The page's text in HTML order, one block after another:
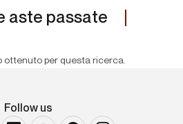
aste passate
ottenuto per questa ricerca.
Follow us